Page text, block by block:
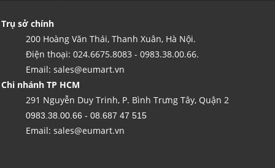
Trụ sở chính
200 Hoàng Văn Thái, Thanh Xuân, Hà Nội.
Điện thoại: 024.6675.8083 - 0983.38.00.66.
Email: sales@eumart.vn
Chi nhánh TP HCM
291 Nguyễn Duy Trinh, P. Bình Trưng Tây, Quận 2
0983.38.00.66 - 08.687 47 515
Email: sales@eumart.vn